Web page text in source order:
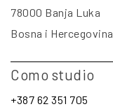
78000 Banja Luka
Bosna i Hercegovina
Como studio
+387 62 351 705